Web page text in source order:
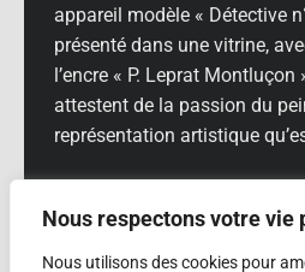
Nous respectons votre vie
Nous utilisons des cookies pour
appareil modèle « Détective
présenté dans une vitrine,
l’encre « P. Leprat
attestent de la passion du
représentation artistique
minutieux carnets de croquis
diplômes qu’il a obtenus.